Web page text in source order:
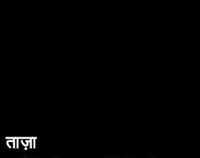
ताज़ा